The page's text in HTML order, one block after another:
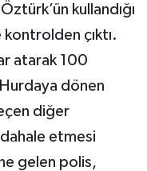
kullandığı
çıktı.
atarak 100
dönen
diğer
etmesi
gelen polis,